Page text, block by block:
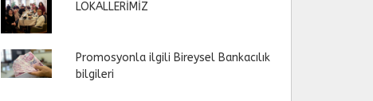
LOKALLERİMİZ
Promosyonla ilgili Bireysel Bankacılık
bilgileri